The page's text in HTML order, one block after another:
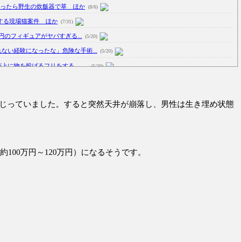
ったら野生の炊飯器で草 ほか (8/6)
る現場猫案件 ほか (7/31)
のフィギュアがヤバすぎる... (5/20)
い経験になったな」危険な手術... (5/20)
に物を投げるフリをする → ... (5/20)
路左車線を制限速度で走った結... (5/20)
を追跡！警察も出動する騒ぎに (3/1)
っていました。すると突然天井が崩落し、男性は生き埋め状態
万円～120万円）になるそうです。